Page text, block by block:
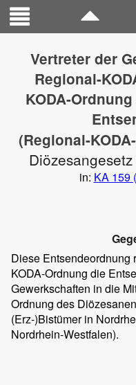
Vertreter der
Regional-
KODA-
(Regional-
in: KA 159
Diese Entsendeordnung
KODA-Ordnung die
Gewerkschaften in die
Ordnung des
(Erz-)Bistümer in
Nordrhein-Westfalen).